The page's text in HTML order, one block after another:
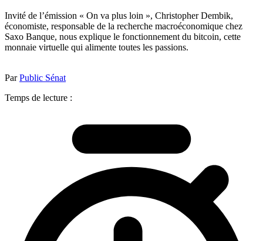
Invité de l’émission « On va plus loin », Christopher Dembik,
économiste, responsable de la recherche macroéconomique chez
Saxo Banque, nous explique le fonctionnement du bitcoin, cette
monnaie virtuelle qui alimente toutes les passions.
ParPublic Sénat
Temps de lecture :